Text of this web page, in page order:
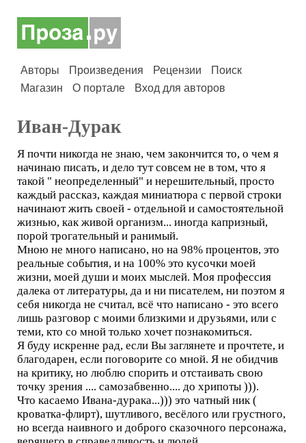
Авторы Произведения Рецензии
Поиск
Магазин
О портале Вход для авторов
Иван-Дурак
Я почти никогда не знаю, чем закончится то, о чем я
начинаю писать, и дело тут совсем не в том, что я
такой " неопределенный" и нерешительный, просто
каждый рассказ, каждая миниатюра с первой строки
начинают жить своей - отдельной и самостоятельной
жизнью, как живой организм... иногда капризный,
порой трогательный и ранимый.
Мною не много написано, но на 98% процентов, это
реальные события, и на 100% это кусочки моей
жизни, моей души и моих мыслей. Моя профессия
далека от литературы, да и ни писателем, ни поэтом я
себя никогда не считал, всё что написано - это всего
лишь разговор с моими близкими и друзьями, или с
теми, кто со мной только хочет познакомиться.
Я буду искренне рад, если Вы заглянете и прочтете, и
благодарен, если поговорите со мной. Я не обидчив
на критику, но люблю спорить и отстаивать свою
точку зрения .... самозабвенно.... до хрипоты ))).
Что касаемо Ивана-дурака...))) это чатный ник (
кроватка-флирт), шутливого, весёлого или грустного,
но всегда наивного и доброго сказочного персонажа,